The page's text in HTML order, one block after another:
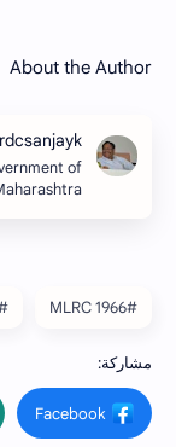
About the Author
of
#MLRC 1966